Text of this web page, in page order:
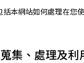
本網站如何處理在您
集、處理及利